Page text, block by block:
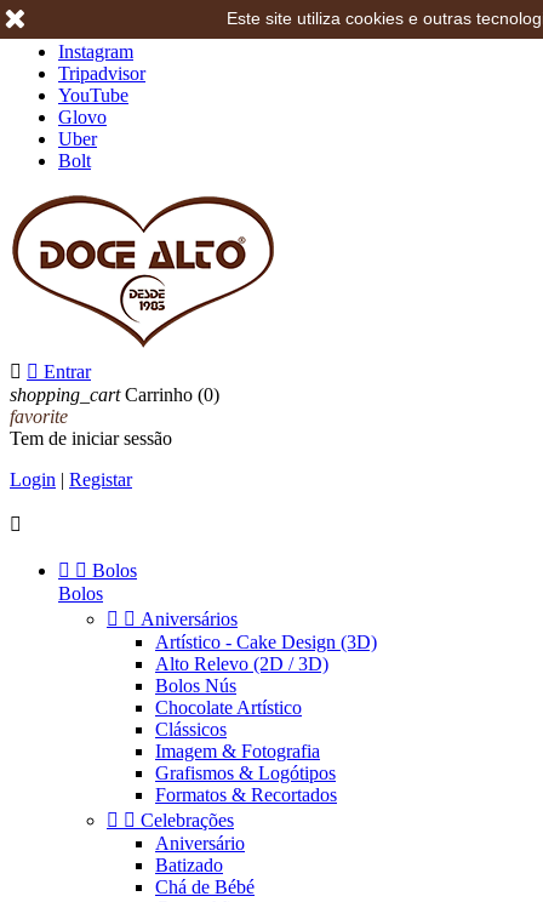
Instagram
Tripadvisor
YouTube
Glovo
Uber
Bolt
  Entrar
shopping_cart Carrinho (0)
favorite
Tem de iniciar sessão
Login | Registar

  Bolos
Bolos
  Aniversários
Artístico - Cake Design (3D)
Alto Relevo (2D / 3D)
Bolos Nús
Chocolate Artístico
Clássicos
Imagem & Fotografia
Grafismos & Logótipos
Formatos & Recortados
  Celebrações
Aniversário
Batizado
Chá de Bébé
Este site utiliza cookies e outras